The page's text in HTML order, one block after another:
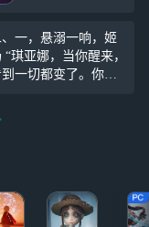
★武器等奖励 主
线第二部第一章
「百年孤影」上
线！探索小队的成
一，悬溺一响，姬
“琪亚娜，当你醒来，
一切都变了。你会
的日常，也将一去